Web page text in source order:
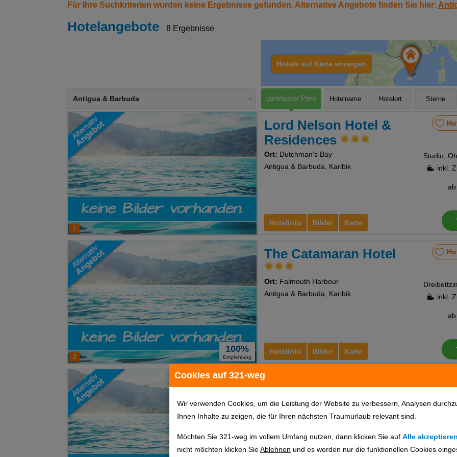
Cookies auf 321-weg
Wir verwenden Cookies, um die Leistung der Website zu verbessern, Analysen
Ihnen Inhalte zu zeigen, die für Ihren nächsten Traumurlaub relevant sind.
Möchten Sie 321-weg im vollem Umfang nutzen, dann klicken Sie auf Alle akzeptieren
nicht möchten klicken SieAblehnen und es werden nur die funktionellen Cookies
Für Ihre Suchkriterien wurden keine Ergebnisse gefunden. Alternative Angebote finden Sie hier:
Hotelangebote 8 Ergebnisse
Hotels auf Karte anzeigen
Antigua & Barbuda günstigster Preis Hotelname Hotelort Sterne
1
Hotelinfo Bilder Karte
Lord Nelson Hotel &
Residences
Ort: Dutchman's Bay
Antigua & Barbuda, Karibik
inkl.
ab
2
100%
Empfehlung
Hotelinfo Bilder Karte
The Catamaran Hotel
Ort: Falmouth Harbour
Antigua & Barbuda, Karibik
inkl.
ab
Royalton Antigua, An
Autograph Collection All-
Inclusive Resort
Antigua & Barbuda, Karibik